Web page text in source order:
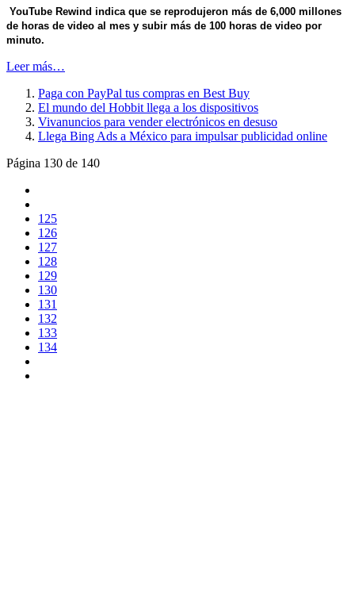
YouTube Rewind indica que se reprodujeron más de 6,000 millones
de horas de video al mes y subir más de 100 horas de video por
minuto.
Leer más…
Paga con PayPal tus compras en Best Buy
El mundo del Hobbit llega a los dispositivos
Vivanuncios para vender electrónicos en desuso
Llega Bing Ads a México para impulsar publicidad online
Página 130 de 140
125
126
127
128
129
130
131
132
133
134